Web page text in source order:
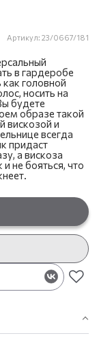
Артикул: 23/0667/181
в гардеробе
головной
носить на
будете
образе такой
вискозой и
всегда
придаст
а вискоза
не бояться, что